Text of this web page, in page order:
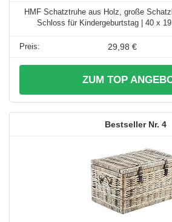
HMF Schatztruhe aus Holz, große
Schloss für Kindergeburtstag | 40 x
29,98 €
ZUM TOP
4